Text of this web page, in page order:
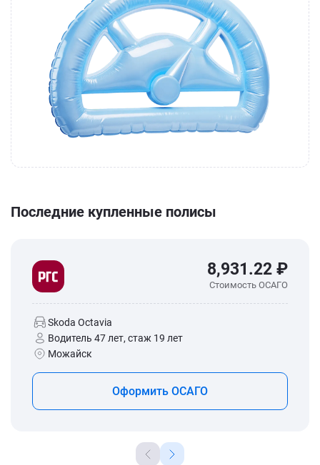
Последние купленные полисы
8,931.22 ₽
Стоимость ОСАГО
Skoda Octavia
Водитель 47 лет, стаж 19 лет
Можайск
Оформить ОСАГО